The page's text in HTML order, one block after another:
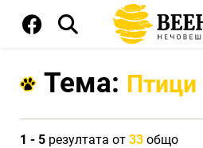
Тема: Птици
1 - 5 резултата от 33 общо